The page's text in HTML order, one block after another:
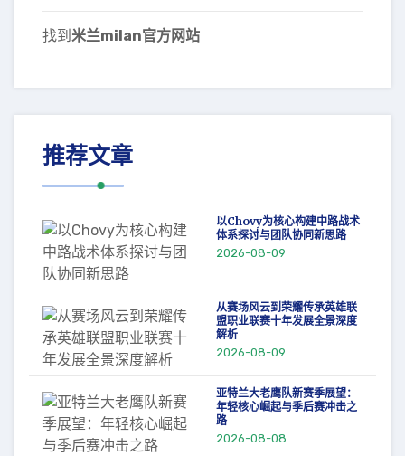
找到 米兰milan官方网站
推荐文章
以Chovy为核心构建中路战术
体系探讨与团队协同新思路
2026-08-09
从赛场风云到荣耀传承英雄联
盟职业联赛十年发展全景深度
解析
2026-08-09
亚特兰大老鹰队新赛季展望：
年轻核心崛起与季后赛冲击之
路
2026-08-08